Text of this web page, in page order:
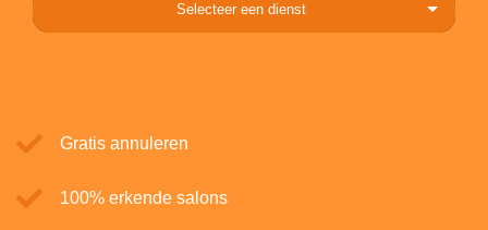
Selecteer een dienst
Gratis annuleren
100% erkende salons